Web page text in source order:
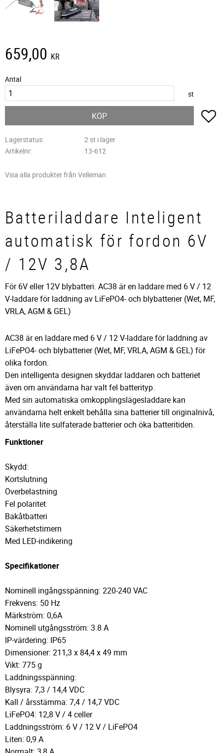
659,00 KR
Antal
st
KÖP
Lagerstatus
2 st i lager
Artikelnr
13-612
Visa alla produkter från Velleman
Batteriladdare Inteligent
automatisk för fordon 6V
/ 12V 3,8A
För 6V eller 12V blybatteri. AC38 är en laddare med 6 V / 12
V-laddare för laddning av LiFePO4- och blybatterier (Wet, MF,
VRLA, AGM & GEL)
AC38 är en laddare med 6 V / 12 V-laddare för laddning av
LiFePO4- och blybatterier (Wet, MF, VRLA, AGM & GEL) för
olika fordon.
Den intelligenta designen skyddar laddaren och batteriet
även om användarna har valt fel batterityp.
Med sin automatiska omkopplingslägesladdare kan
användarna helt enkelt behålla sina batterier till originalnivå,
återställa lite sulfaterade batterier och öka batteritiden.
Funktioner
Skydd:
Kortslutning
Överbelastning
Fel polaritet
Bakåtbatteri
Säkerhetstimern
Med LED-indikering
Specifikationer
Nominell ingångsspänning: 220-240 VAC
Frekvens: 50 Hz
Märkström: 0,6A
Nominell utgångsström: 3.8 A
IP-värdering: IP65
Dimensioner: 211,3 x 84,4 x 49 mm
Vikt: 775 g
Laddningsspänning:
Blysyra: 7,3 / 14,4 VDC
Kall / årsstämma: 7,4 / 14,7 VDC
LiFePO4: 12,8 V / 4 celler
Laddningsström: 6 V / 12 V / LiFePO4
Liten: 0,9 A